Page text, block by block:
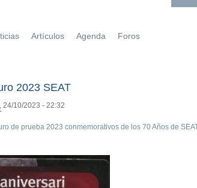
Artículos Agenda Foros
2023 SEAT
24/10/2023 - 22:32
de prueba 2023 conmemorativos de los 70 Años de